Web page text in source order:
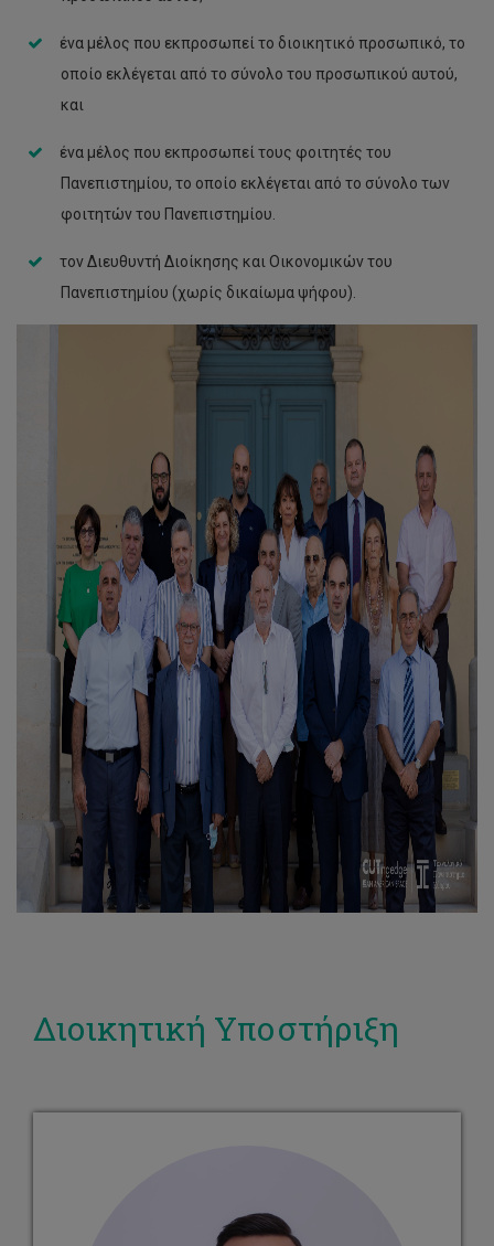
ένα μέλος που εκπροσωπεί το διοικητικό προσωπικό, το
οποίο εκλέγεται από το σύνολο του προσωπικού αυτού,
και
ένα μέλος που εκπροσωπεί τους φοιτητές του
Πανεπιστημίου, το οποίο εκλέγεται από το σύνολο των
φοιτητών του Πανεπιστημίου.
τον Διευθυvτή Διoίκησης και Οικovoμικώv του
Πανεπιστημίου (χωρίς δικαίωμα ψήφου).
Διοικητική Υποστήριξη